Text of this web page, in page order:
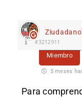
#3212911
Miembro
5 meses
Para